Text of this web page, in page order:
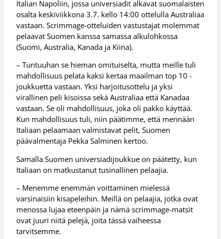
Italian Napoliin, jossa universiadit alkavat suomalaisten
osalta keskiviikkona 3.7. kello 14:00 ottelulla Australiaa
vastaan. Scrimmage-otteluiden vastustajat molemmat
pelaavat Suomen kanssa samassa alkulohkossa
(Suomi, Australia, Kanada ja Kiina).
– Tuntuuhan se hieman omituiselta, mutta meille tuli
mahdollisuus pelata kaksi kertaa maailman top 10 -
joukkuetta vastaan. Yksi harjoitusottelu ja yksi
virallinen peli kisoissa sekä Australiaa että Kanadaa
vastaan. Se oli mahdollisuus, joka oli pakko käyttää.
Kun mahdollisuus tuli, niin päätimme, että mennään
Italiaan pelaamaan valmistavat pelit, Suomen
päävalmentaja Pekka Salminen kertoo.
Samalla Suomen universiadijoukkue on päätetty, kun
Italiaan on matkustanut tusinallinen pelaajia.
– Menemme enemmän voittaminen mielessä
varsinaisiin kisapeleihin. Meillä on pelaajia, jotka ovat
menossa lujaa eteenpäin ja nämä scrimmage-matsit
ovat juuri niitä pelejä, joita tässä vaiheessa
tarvitsemme.